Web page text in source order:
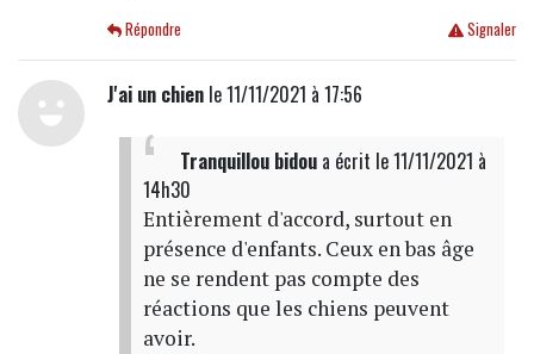
Signaler
Répondre
J'ai un chienle 11/11/2021 à 17:56
Tranquillou bidoua écrit le 11/11/2021 à
14h30
Entièrement d'accord, surtout en
présence d'enfants. Ceux en bas âge
ne se rendent pas compte des
réactions que les chiens peuvent
avoir.